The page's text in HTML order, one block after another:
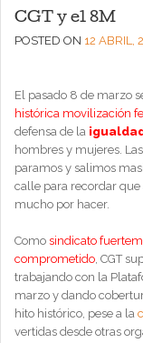
CGT y el 8M
POSTED ON 12 ABRIL,
El pasado 8 de marzo
histórica movilización
defensa de la
hombres y mujeres.
paramos y salimos
calle para recordar
mucho por hacer.
Como sindicato
comprometido, CGT
trabajando con la
marzo y dando
hito histórico, pese a la
vertidas desde otras